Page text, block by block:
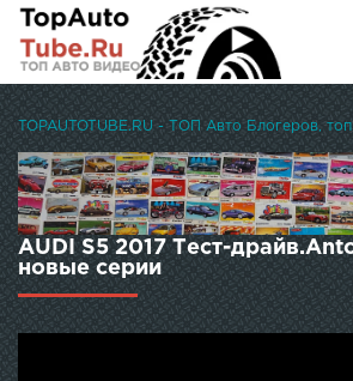
AUDI S5 2017 Тест-
новые серии